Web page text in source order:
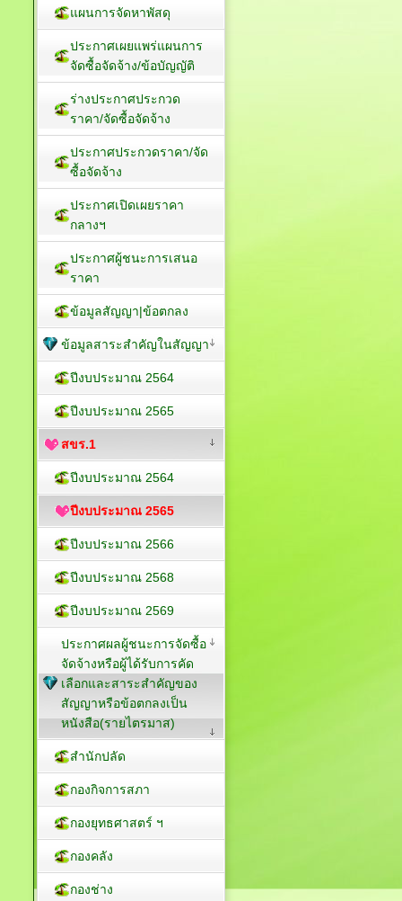
แผนการจัดหาพัสดุ
ประกาศเผยแพร่แผนการ
จัดซื้อจัดจ้าง/ข้อบัญญัติ
ร่างประกาศประกวด
ราคา/จัดซื้อจัดจ้าง
ประกาศประกวดราคา/จัด
ซื้อจัดจ้าง
ประกาศเปิดเผยราคา
กลางฯ
ประกาศผู้ชนะการเสนอ
ราคา
ข้อมูลสัญญา|ข้อตกลง
ข้อมูลสาระสำคัญในสัญญา
ปีงบประมาณ 2564
ปีงบประมาณ 2565
สขร.1
ปีงบประมาณ 2564
ปีงบประมาณ 2565
ปีงบประมาณ 2566
ปีงบประมาณ 2568
ปีงบประมาณ 2569
ประกาศผลผู้ชนะการจัดซื้อ
จัดจ้างหรือผู้ได้รับการคัด
เลือกและสาระสำคัญของ
สัญญาหรือข้อตกลงเป็น
หนังสือ(รายไตรมาส)
สำนักปลัด
กองกิจการสภา
กองยุทธศาสตร์ ฯ
กองคลัง
กองช่าง